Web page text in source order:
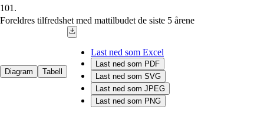
101.
Foreldres tilfredshet med mattilbudet de siste 5 årene
Diagram Tabell
Last ned som Excel
Last ned som PDF
Last ned som SVG
Last ned som JPEG
Last ned som PNG